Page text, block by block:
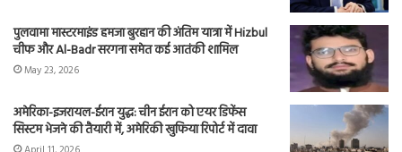
पुलवामा मास्टरमाइंड हमजा बुरहान की अंतिम यात्रा में Hizbul
चीफ और Al-Badr सरगना समेत कई आतंकी शामिल
May 23, 2026
अमेरिका-इजरायल-ईरान युद्ध: चीन ईरान को एयर डिफेंस
सिस्टम भेजने की तैयारी में, अमेरिकी खुफिया रिपोर्ट में दावा